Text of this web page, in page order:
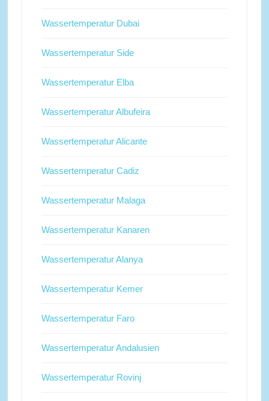
Wassertemperatur Dubai
Wassertemperatur Side
Wassertemperatur Elba
Wassertemperatur Albufeira
Wassertemperatur Alicante
Wassertemperatur Cadiz
Wassertemperatur Malaga
Wassertemperatur Kanaren
Wassertemperatur Alanya
Wassertemperatur Kemer
Wassertemperatur Faro
Wassertemperatur Andalusien
Wassertemperatur Rovinj